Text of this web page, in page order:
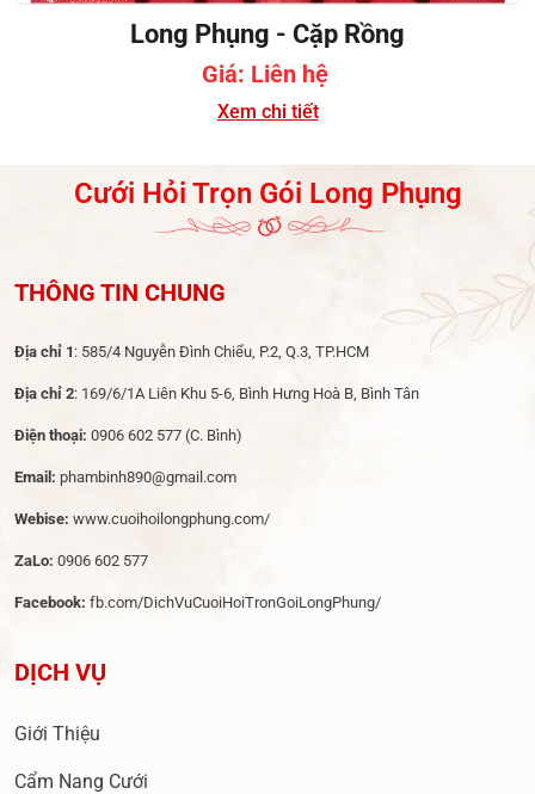
Long Phụng - Cặp Rồng
Giá: Liên hệ
Xem chi tiết
Cưới Hỏi Trọn Gói Long Phụng
THÔNG TIN CHUNG
Địa chỉ 1 : 585/4 Nguyễn Đình Chiểu, P.2, Q.3, TP.HCM
Địa chỉ 2: 169/6/1A Liên Khu 5-6, Bình Hưng Hoà B, Bình Tân
Điện thoại: 0906 602 577 (C. Bình)
Email: phambinh890@gmail.com
Webise: www.cuoihoilongphung.com/
ZaLo: 0906 602 577
Facebook: fb.com/DichVuCuoiHoiTronGoiLongPhung/
DỊCH VỤ
Giới Thiệu
Cẩm Nang Cưới